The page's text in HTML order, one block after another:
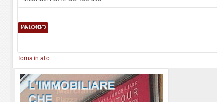
Torna in alto